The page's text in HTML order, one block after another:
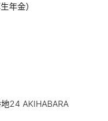
年金）
24 AKIHABARA